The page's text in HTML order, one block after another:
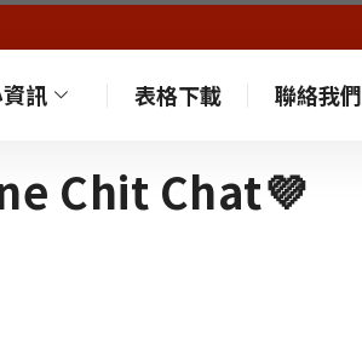
訊 表格下載 聯絡我們
Chit Chat💜